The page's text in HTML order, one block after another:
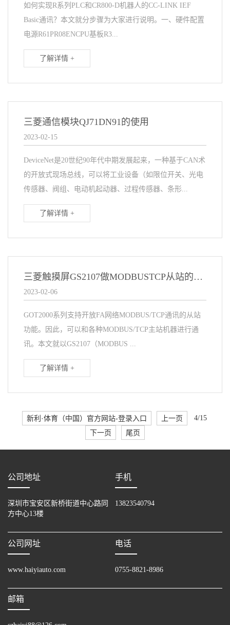
如何实现R系列PLC和CR800-D机器人的CC-LINK IEF
Basic通讯？本文就分步骤为大家进行说明。一、硬件配置
电源R61PR08ENCPU基板R3...
了解详情 +
三菱通信模块QJ71DN91的使用
2023-02-15
DeviceNet是20世纪90年代中期发展起来，一种基于CAN术
的开放式现场总线，可以将工业设备（如限位开关、光电
传感器、阀组、电动机起动器、过程传感器、条形...
了解详情 +
三菱触摸屏GS2107做MODBUSTCP从站的应用
2023-02-06
GOT2000系列支持开放FA网络MODBUS/TCP通讯的从站
功能。因此，可以和各种MODBUS/TCP主站机器进行通
讯。本文就以GS2107（MODBUS ...
了解详情 +
新利·体育（中国）官方网站-登录入口 上一页 4/15
下一页 尾页
公司地址
深圳市宝安区新桥街道中心路同
方中心13楼
手机
13823540794
公司网址
www.haiyiauto.com
电话
0755-8821-8986
邮箱